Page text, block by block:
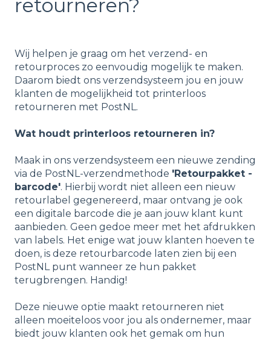
retourneren?
Wij helpen je graag om het verzend- en
retourproces zo eenvoudig mogelijk te maken.
Daarom biedt ons verzendsysteem jou en jouw
klanten de mogelijkheid tot printerloos
retourneren met PostNL.
Wat houdt printerloos retourneren in?
Maak in ons verzendsysteem een nieuwe zending
via de PostNL-verzendmethode 'Retourpakket -
barcode'. Hierbij wordt niet alleen een nieuw
retourlabel gegenereerd, maar ontvang je ook
een digitale barcode die je aan jouw klant kunt
aanbieden. Geen gedoe meer met het afdrukken
van labels. Het enige wat jouw klanten hoeven te
doen, is deze retourbarcode laten zien bij een
PostNL punt wanneer ze hun pakket
terugbrengen. Handig!
Deze nieuwe optie maakt retourneren niet
alleen moeiteloos voor jou als ondernemer, maar
biedt jouw klanten ook het gemak om hun